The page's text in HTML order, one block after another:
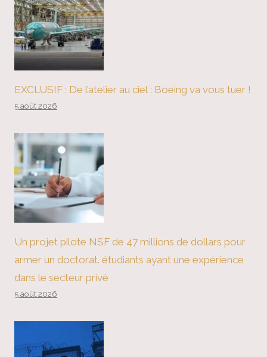
EXCLUSIF : De l’atelier au ciel : Boeing va vous tuer !
5 août 2026
Un projet pilote NSF de 47 millions de dollars pour
armer un doctorat. étudiants ayant une expérience
dans le secteur privé
5 août 2026